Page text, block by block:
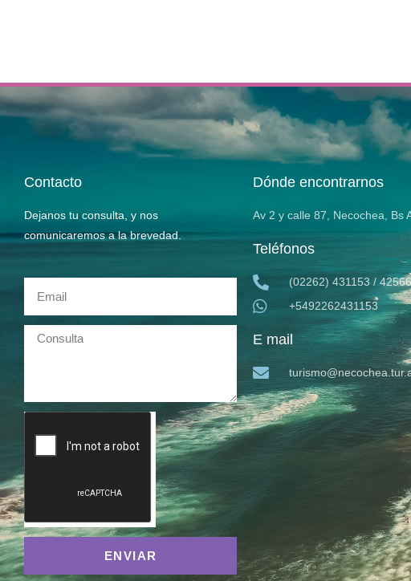
Contacto
Dejanos tu consulta, y nos
comunicaremos a la brevedad.
ENVIAR
Dónde encontrarnos
Av 2 y calle 87, Necochea, Bs
Teléfonos
(02262) 431153 /
+5492262431153
E mail